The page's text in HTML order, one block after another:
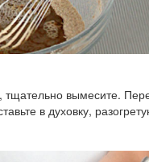
вымесите.
в духовку,